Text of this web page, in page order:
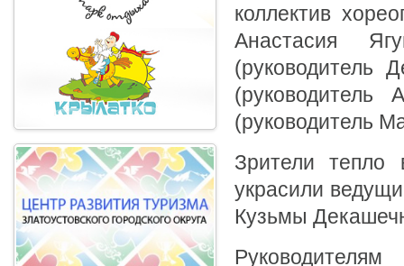
коллектив
Анастасия
(руководитель
(руководитель
(руководитель
Зрители тепло
украсили
Кузьмы